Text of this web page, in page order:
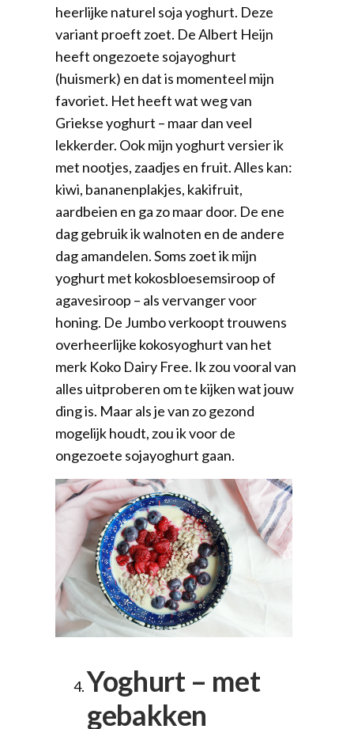
heerlijke naturel soja yoghurt. Deze
variant proeft zoet. De Albert Heijn
heeft ongezoete sojayoghurt
(huismerk) en dat is momenteel mijn
favoriet. Het heeft wat weg van
Griekse yoghurt – maar dan veel
lekkerder. Ook mijn yoghurt versier ik
met nootjes, zaadjes en fruit. Alles kan:
kiwi, bananenplakjes, kakifruit,
aardbeien en ga zo maar door. De ene
dag gebruik ik walnoten en de andere
dag amandelen. Soms zoet ik mijn
yoghurt met kokosbloesemsiroop of
agavesiroop – als vervanger voor
honing. De Jumbo verkoopt trouwens
overheerlijke kokosyoghurt van het
merk Koko Dairy Free. Ik zou vooral van
alles uitproberen om te kijken wat jouw
ding is. Maar als je van zo gezond
mogelijk houdt, zou ik voor de
ongezoete sojayoghurt gaan.
Yoghurt – met
gebakken